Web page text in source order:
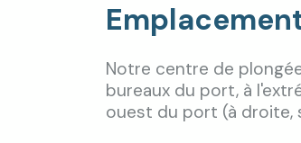
Notre centre de
bureaux du port, à
ouest du port (à droite,